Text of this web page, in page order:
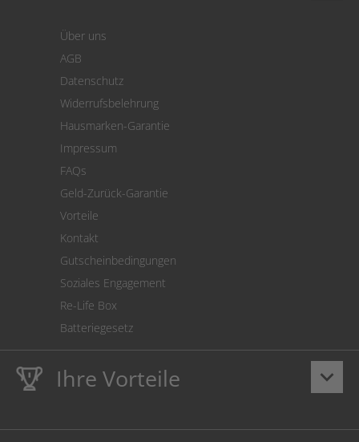
Cookie Einstellungen
Über uns
AGB
Datenschutz
Widerrufsbelehrung
Hausmarken-Garantie
Impressum
FAQs
Geld-Zurück-Garantie
Vorteile
Kontakt
Gutscheinbedingungen
Soziales Engagement
Re-Life Box
Batteriegesetz
keyboard_arrow_down
Ihre Vorteile
LebenslangeHausmarke Garantieauf Toner und Tinte